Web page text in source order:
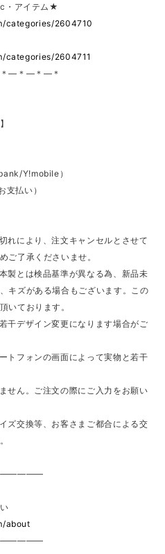
・アイテム★
categories/2604710
2604711
—＊—＊—＊
Y!mobile）
支払い）
れにより、注文キャンセルとさせて
ご了承くださいませ。
製とは検品基準が異なる為、新品未
キズがある場合もございます。この
いております。
干デザイン変更になります場合がご
トフォンの画面によって実物と若干
せん。ご注文の際にご入力をお願い
ズ交換等、お客さまご都合による交
about